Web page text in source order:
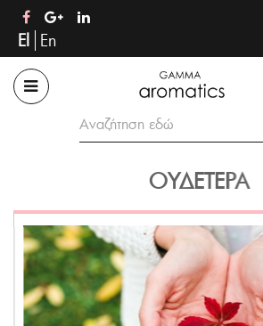
El En
ΟΥΔΈΤΕΡΑ